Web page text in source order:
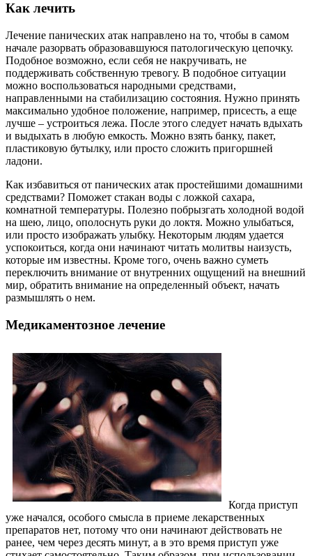
Как лечить
Лечение панических атак направлено на то, чтобы в самом
начале разорвать образовавшуюся патологическую цепочку.
Подобное возможно, если себя не накручивать, не
поддерживать собственную тревогу. В подобное ситуации
можно воспользоваться народными средствами,
направленными на стабилизацию состояния. Нужно принять
максимально удобное положение, например, присесть, а еще
лучше – устроиться лежа. После этого следует начать вдыхать
и выдыхать в любую емкость. Можно взять банку, пакет,
пластиковую бутылку, или просто сложить пригоршней
ладони.
Как избавиться от панических атак простейшими домашними
средствами? Поможет стакан воды с ложкой сахара,
комнатной температуры. Полезно побрызгать холодной водой
на шею, лицо, ополоснуть руки до локтя. Можно улыбаться,
или просто изображать улыбку. Некоторым людям удается
успокоиться, когда они начинают читать молитвы наизусть,
которые им известны. Кроме того, очень важно суметь
переключить внимание от внутренних ощущений на внешний
мир, обратить внимание на определенный объект, начать
размышлять о нем.
Медикаментозное лечение
Когда приступ
уже начался, особого смысла в приеме лекарственных
препаратов нет, потому что они начинают действовать не
ранее, чем через десять минут, а в это время приступ уже